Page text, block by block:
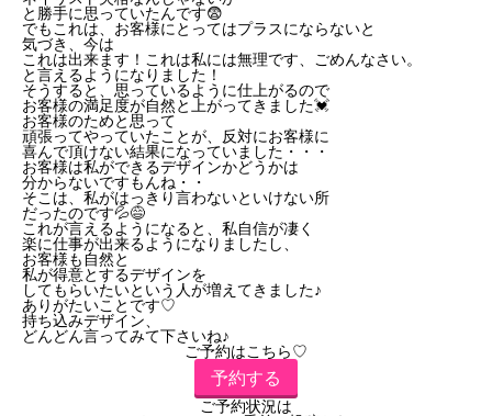
と勝手に思っていたんです😨
でもこれは、お客様にとってはプラスにならないと
気づき、今は
これは出来ます！これは私には無理です、ごめんなさい。
と言えるようになりました！
そうすると、思っているように仕上がるので
お客様の満足度が自然と上がってきました💓
お客様のためと思って
頑張ってやっていたことが、反対にお客様に
喜んで頂けない結果になっていました・・・
お客様は私ができるデザインかどうかは
分からないですもんね・・
そこは、私がはっきり言わないといけない所
だったのです💦😅
これが言えるようになると、私自信が凄く
楽に仕事が出来るようになりましたし、
お客様も自然と
私が得意とするデザインを
してもらいたいという人が増えてきました♪
ありがたいことです♡
持ち込みデザイン、
どんどん言ってみて下さいね♪
ご予約はこちら♡
予約する
ご予約状況は